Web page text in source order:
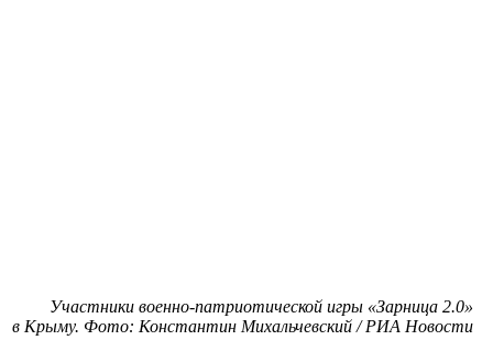
Участники военно-патриотической игры «Зарница 2.0»
в Крыму. Фото: Константин Михальчевский / РИА Новости